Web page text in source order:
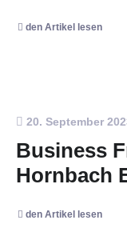
den Artikel lesen
20. September
Business
Hornbach
den Artikel lesen